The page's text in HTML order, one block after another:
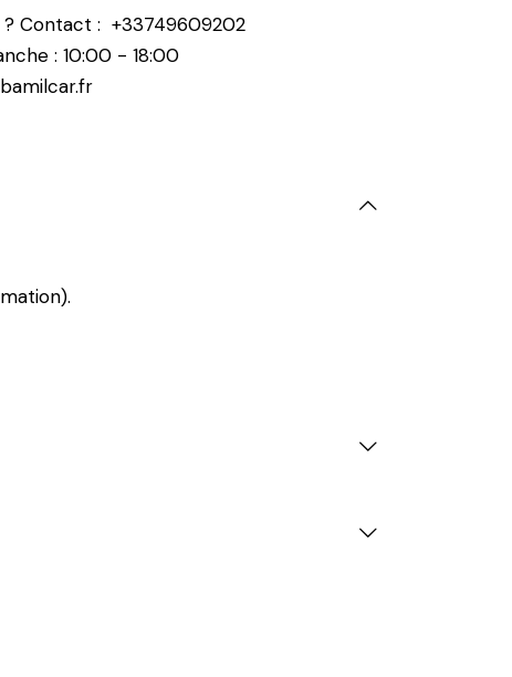
? Contact : +33749609202
: 10:00 - 18:00